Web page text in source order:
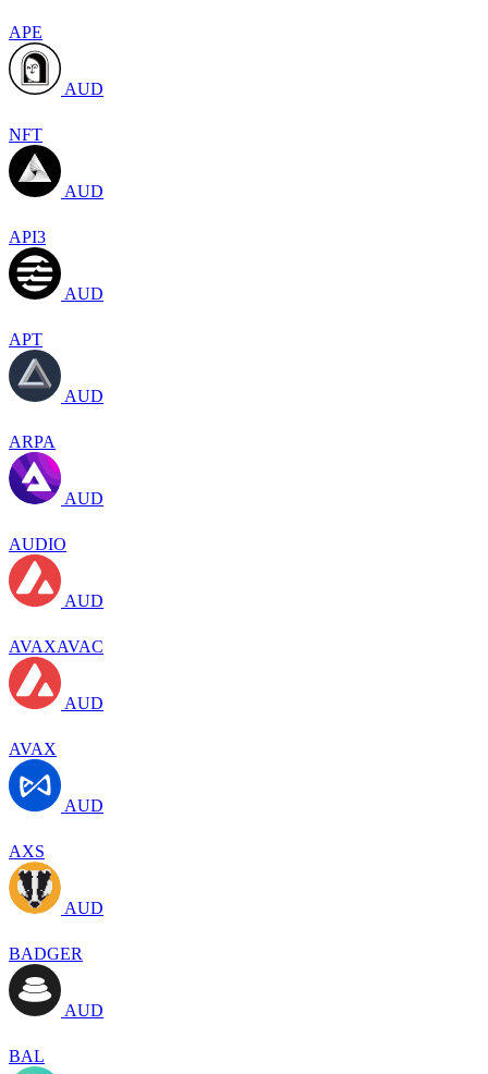
APE
AUD
NFT
AUD
API3
AUD
APT
AUD
ARPA
AUD
AUDIO
AUD
AVAXAVAC
AUD
AVAX
AUD
AXS
AUD
BADGER
AUD
BAL